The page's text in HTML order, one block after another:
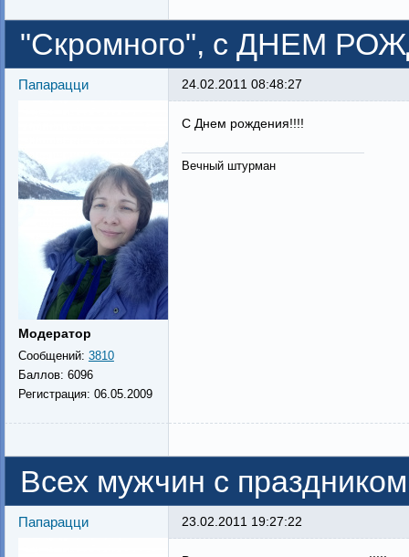
"Скромного", с ДНЕМ
Папарацци
Модератор
Сообщений: 3810
Баллов: 6096
Регистрация: 06.05.2009
24.02.2011 08:48:27
С Днем рождения!!!!
Вечный штурман
Всех мужчин с
Папарацци 23.02.2011 19:27:22